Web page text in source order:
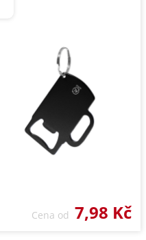
Cena od 7,98 Kč